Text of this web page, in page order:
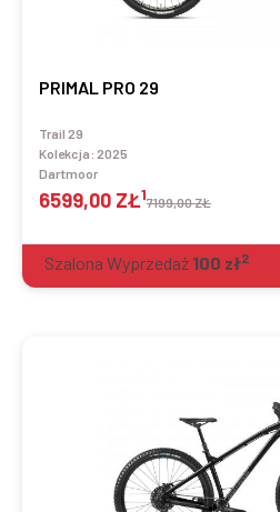
PRIMAL PRO 29
Trail 29
Kolekcja: 2025
Dartmoor
6599,00 ZŁ17199,00 ZŁ
Szalona Wyprzedaż 100 zł2